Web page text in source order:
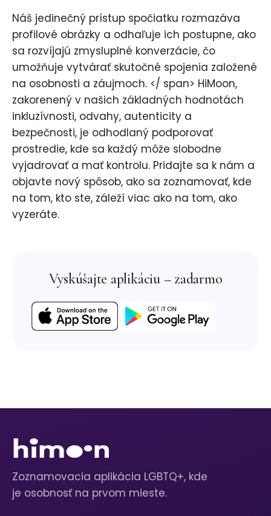
Náš jedinečný prístup spočiatku rozmazáva
profilové obrázky a odhaľuje ich postupne, ako
sa rozvíjajú zmysluplné konverzácie, čo
umožňuje vytvárať skutočné spojenia založené
na osobnosti a záujmoch. ​</ span> HiMoon,
zakorenený v našich základných hodnotách
inkluzívnosti, odvahy, autenticity a
bezpečnosti, je odhodlaný podporovať
prostredie, kde sa každý môže slobodne
vyjadrovať a mať kontrolu. Pridajte sa k nám a
objavte nový spôsob, ako sa zoznamovať, kde
na tom, kto ste, záleží viac ako na tom, ako
vyzeráte.
Vyskúšajte aplikáciu – zadarmo
Zoznamovacia aplikácia LGBTQ+, kde
je osobnosť na prvom mieste.